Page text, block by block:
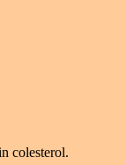
colesterol.